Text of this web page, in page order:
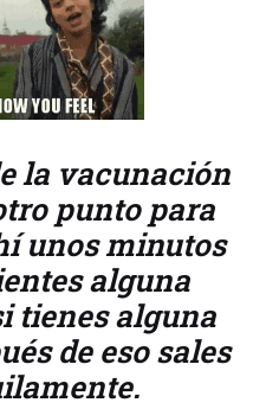
la vacunación
punto para
unos minutos
alguna
tienes alguna
de eso sales